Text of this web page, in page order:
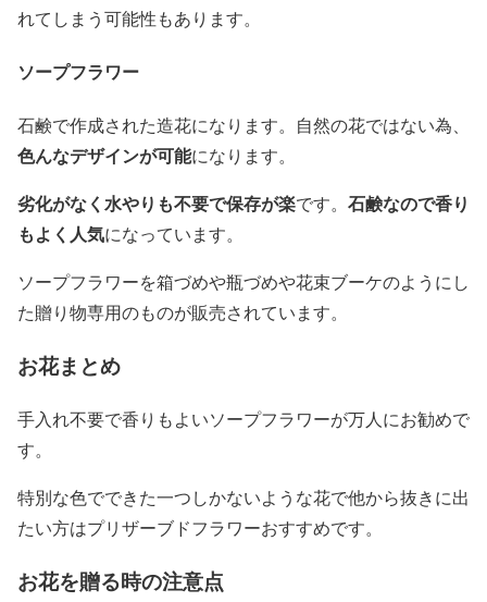
れてしまう可能性もあります。
ソープフラワー
石鹸で作成された造花になります。自然の花ではない為、
色んなデザインが可能になります。
劣化がなく水やりも不要で保存が楽です。 石鹸なので香り
もよく人気になっています。
ソープフラワーを箱づめや瓶づめや花束ブーケのようにし
た贈り物専用のものが販売されています。
お花まとめ
手入れ不要で香りもよいソープフラワーが万人にお勧めで
す。
特別な色でできた一つしかないような花で他から抜きに出
たい方はプリザーブドフラワーおすすめです。
お花を贈る時の注意点